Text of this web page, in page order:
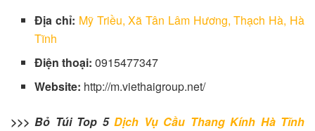
Địa chỉ: Mỹ Triều, Xã Tân Lâm Hương, Thạch Hà, Hà
Tĩnh
Điện thoại:0915477347
Website: http://m.viethaigroup.net/
>>> Bỏ Túi Top 5Dịch Vụ Cầu Thang Kính Hà Tĩnh